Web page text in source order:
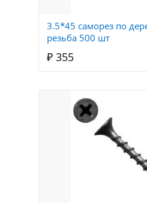
3.5*45 саморез по
резьба 500 шт
₽ 355